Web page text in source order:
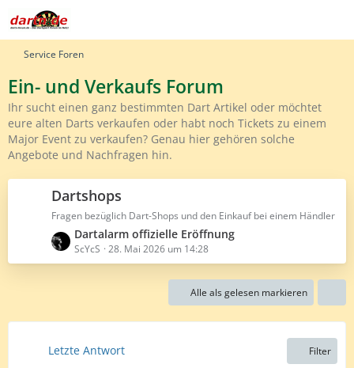
Service Foren
Ein- und Verkaufs Forum
Ihr sucht einen ganz bestimmten Dart Artikel oder möchtet
eure alten Darts verkaufen oder habt noch Tickets zu einem
Major Event zu verkaufen? Genau hier gehören solche
Angebote und Nachfragen hin.
Dartshops
Fragen bezüglich Dart-Shops und den Einkauf bei einem Händler
L
e
t
e
Dartalarm offizielle Eröffnung
ScYcS 28. Mai 2026 um 14:28
Alle als gelesen markieren
Letzte Antwort Filter